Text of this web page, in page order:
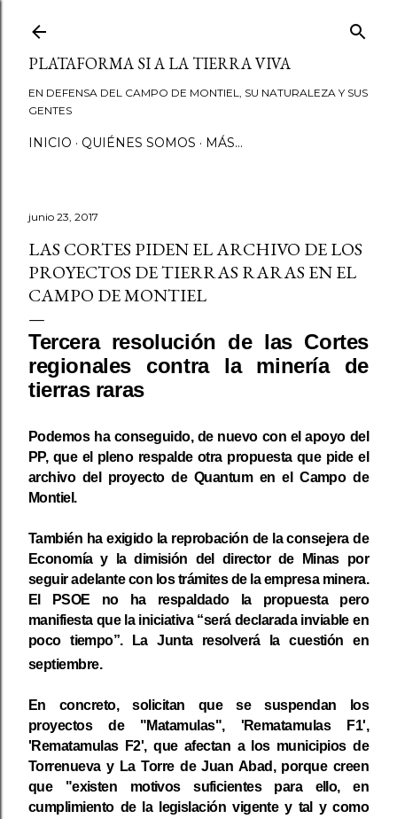
PLATAFORMA SI A LA TIERRA VIVA
EN DEFENSA DEL CAMPO DE MONTIEL, SU NATURALEZA Y SUS
GENTES
INICIO QUIÉNES SOMOS MÁS…
junio 23, 2017
LAS CORTES PIDEN EL ARCHIVO DE LOS
PROYECTOS DE TIERRAS RARAS EN EL
CAMPO DE MONTIEL
Tercera resolución de las Cortes
regionales contra la minería de
tierras raras
Podemos ha conseguido, de nuevo con el apoyo del
PP, que el pleno respalde otra propuesta que pide el
archivo del proyecto de Quantum en el Campo de
Montiel.
También ha exigido la reprobación de la consejera de
Economía y la dimisión del director de Minas por
seguir adelante con los trámites de la empresa minera.
El PSOE no ha respaldado la propuesta pero
manifiesta que la iniciativa “será declarada inviable en
poco tiempo”. La Junta resolverá la cuestión en
septiembre.
En concreto, solicitan que se suspendan los
proyectos de "Matamulas", 'Rematamulas F1',
'Rematamulas F2', que afectan a los municipios de
Torrenueva y La Torre de Juan Abad, porque creen
que "existen motivos suficientes para ello, en
cumplimiento de la legislación vigente y tal y como